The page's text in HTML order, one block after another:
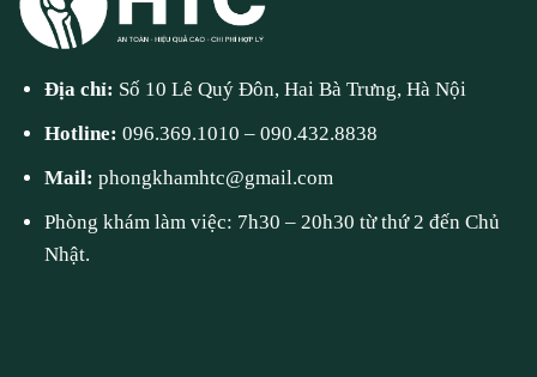
Địa chỉ: Số 10 Lê Quý Đôn, Hai Bà Trưng, Hà Nội
Hotline:096.369.1010 –090.432.8838
Mail:phongkhamhtc@gmail.com
Phòng khám làm việc: 7h30 – 20h30 từ thứ 2 đến Chủ
Nhật.